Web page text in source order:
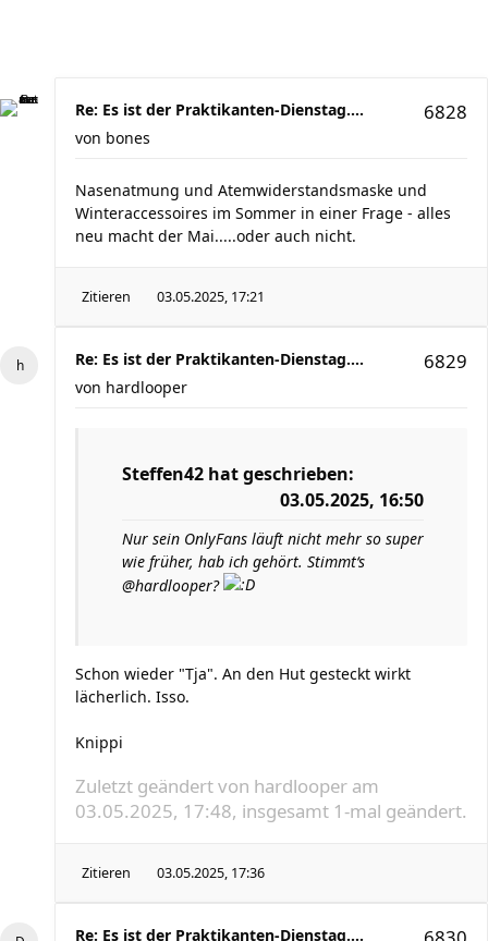
Re: Es ist der Praktikanten-Dienstag.... 6828
von bones
Nasenatmung und Atemwiderstandsmaske und
Winteraccessoires im Sommer in einer Frage - alles
neu macht der Mai.....oder auch nicht.
Zitieren 03.05.2025, 17:21
Re: Es ist der Praktikanten-Dienstag.... 6829
von hardlooper
Steffen42 hat geschrieben:
03.05.2025, 16:50
Nur sein OnlyFans läuft nicht mehr so super
wie früher, hab ich gehört. Stimmt‘s
@hardlooper?
Schon wieder "Tja". An den Hut gesteckt wirkt
lächerlich. Isso.
Knippi
Zuletzt geändert von hardlooper am
03.05.2025, 17:48, insgesamt 1-mal geändert.
Zitieren 03.05.2025, 17:36
Re: Es ist der Praktikanten-Dienstag....